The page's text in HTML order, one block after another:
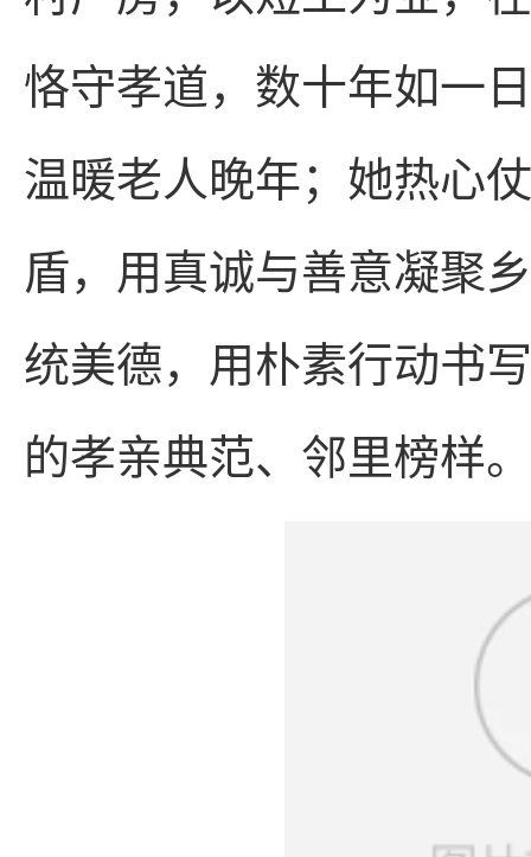
恪守孝道，数十年如一
温暖老人晚年；她热心
盾，用真诚与善意凝聚
统美德，用朴素行动书
的孝亲典范、邻里榜样。